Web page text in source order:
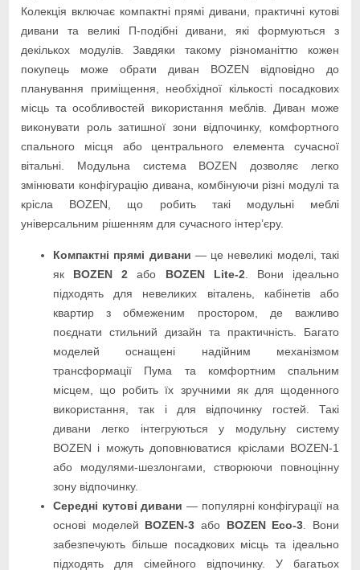
Колекція включає компактні прямі дивани, практичні кутові
дивани та великі П-подібні дивани, які формуються з
декількох модулів. Завдяки такому різноманіттю кожен
покупець може обрати диван BOZEN відповідно до
планування приміщення, необхідної кількості посадкових
місць та особливостей використання меблів. Диван може
виконувати роль затишної зони відпочинку, комфортного
спального місця або центрального елемента сучасної
вітальні. Модульна система BOZEN дозволяє легко
змінювати конфігурацію дивана, комбінуючи різні модулі та
крісла BOZEN, що робить такі модульні меблі
універсальним рішенням для сучасного інтер’єру.
Компактні прямі дивани — це невеликі моделі, такі
як BOZEN 2 або BOZEN Lite-2. Вони ідеально
підходять для невеликих віталень, кабінетів або
квартир з обмеженим простором, де важливо
поєднати стильний дизайн та практичність. Багато
моделей оснащені надійним механізмом
трансформації Пума та комфортним спальним
місцем, що робить їх зручними як для щоденного
використання, так і для відпочинку гостей. Такі
дивани легко інтегруються у модульну систему
BOZEN і можуть доповнюватися кріслами BOZEN-1
або модулями-шезлонгами, створюючи повноцінну
зону відпочинку.
Середні кутові дивани — популярні конфігурації на
основі моделей BOZEN-3 або BOZEN Eco-3. Вони
забезпечують більше посадкових місць та ідеально
підходять для сімейного відпочинку. У багатьох